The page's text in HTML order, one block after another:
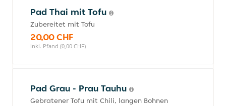
Pad Thai mit Tofu
Zubereitet mit Tofu
20,00 CHF
inkl. Pfand (0,00 CHF)
Pad Grau - Prau Tauhu
Gebratener Tofu mit Chili, langen Bohnen